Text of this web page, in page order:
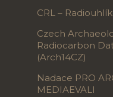
CRL –
Czech
Radiocarbon
(Arch14CZ)
Nadace PRO
MEDIAEVALI